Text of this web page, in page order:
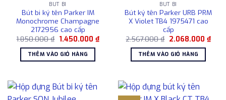
BÚT BI
Bút bi ký tên Parker IM
Monochrome Champagne
2172956 cao cấp
1.850.000₫ Giá
là:
1.850.000 ₫.
1.450.000 ₫Giá
hiện
1.450.000 ₫.
THÊM VÀO GIỎ HÀNG
BÚT BI
Bút ký tên Parker URB PRM
X Violet TB4 1975471 cao
cấp
2.567.000₫ Giá
là:
2.567.000 ₫.
2.068.000 ₫Giá
hiện
THÊM VÀO GIỎ HÀNG